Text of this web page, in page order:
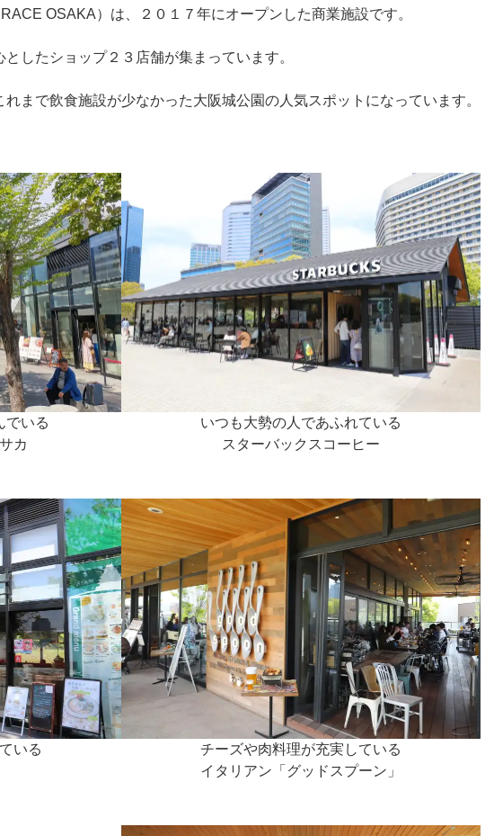
OSAKA）は、２０１７年にオープンした商業施設です。
したショップ２３店舗が集まっています。
まで飲食施設が少なかった大阪城公園の人気スポットになっています。
でいる
カ
いつも大勢の人であふれている
スターバックスコーヒー
いる
チーズや肉料理が充実している
イタリアン「グッドスプーン」